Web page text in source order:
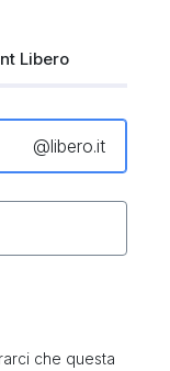
Libero
@libero.it
che questa